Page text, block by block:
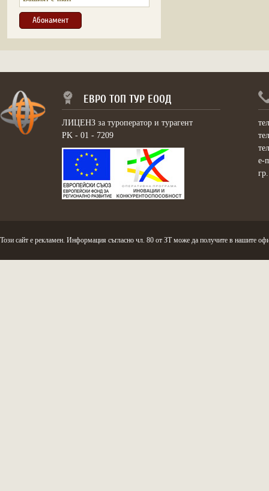
ЕВРО ТОП ТУР ЕООД
ЛИЦЕНЗ за туроператор и турагент
PK - 01 - 7209
e-
Този сайт е рекламен. Информация съгласно чл. 80 от ЗТ може да получите в нашите